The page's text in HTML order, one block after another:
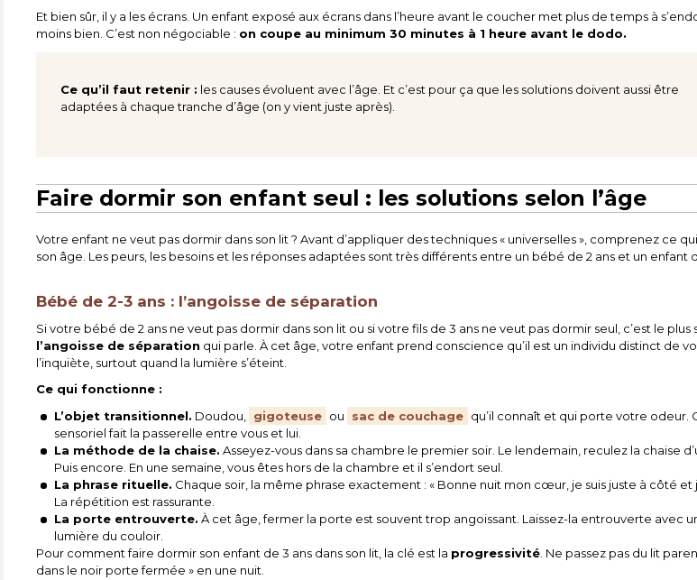
Et bien sûr, il y a les écrans. Un enfant exposé aux écrans dans l’heure avant le coucher met plus de temps à
moins bien. C’est non négociable : on coupe au minimum 30 minutes à 1 heure avant le dodo.
Ce qu’il faut retenir : les causes évoluent avec l’âge. Et c’est pour ça que les solutions doivent aussi être
adaptées à chaque tranche d’âge (on y vient juste après).
Faire dormir son enfant seul : les solutions selon l’âge
Votre enfant ne veut pas dormir dans son lit ? Avant d’appliquer des techniques « universelles », comprenez ce
son âge. Les peurs, les besoins et les réponses adaptées sont très différents entre un bébé de 2 ans et un enfant
Bébé de 2-3 ans : l’angoisse de séparation
Si votre bébé de 2 ans ne veut pas dormir dans son lit ou si votre fils de 3 ans ne veut pas dormir seul, c’est le plus
l’angoisse de séparation qui parle. À cet âge, votre enfant prend conscience qu’il est un individu distinct de
l’inquiète, surtout quand la lumière s’éteint.
Ce qui fonctionne :
L’objet transitionnel. Doudou, gigoteuse ou sac de couchage qu’il connaît et qui porte votre odeur.
sensoriel fait la passerelle entre vous et lui.
La méthode de la chaise. Asseyez-vous dans sa chambre le premier soir. Le lendemain, reculez la chaise
Puis encore. En une semaine, vous êtes hors de la chambre et il s’endort seul.
La phrase rituelle. Chaque soir, la même phrase exactement : « Bonne nuit mon cœur, je suis juste à côté et
La répétition est rassurante.
La porte entrouverte. À cet âge, fermer la porte est souvent trop angoissant. Laissez-la entrouverte avec
lumière du couloir.
Pour comment faire dormir son enfant de 3 ans dans son lit, la clé est la progressivité . Ne passez pas du lit
dans le noir porte fermée » en une nuit.